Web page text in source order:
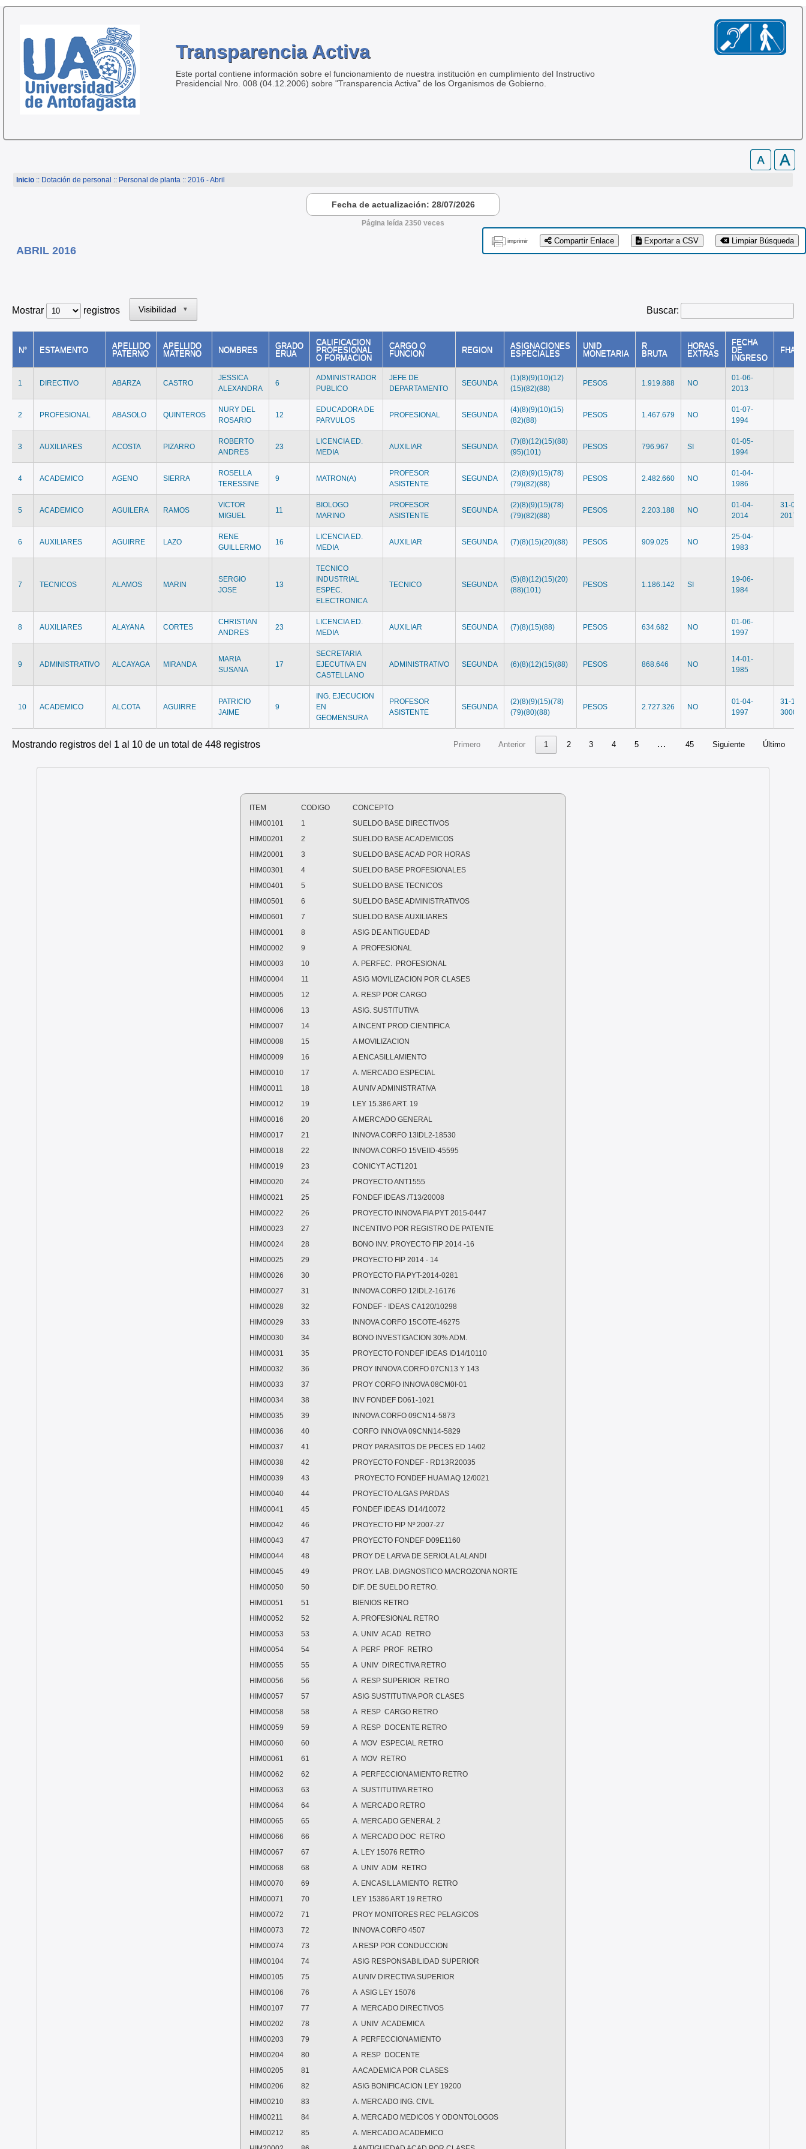
Transparencia Activa
Este portal contiene información sobre el funcionamiento de nuestra institución en cumplimiento del Instructivo
Presidencial Nro. 008 (04.12.2006) sobre "Transparencia Activa" de los Organismos de Gobierno.
Inicio:: Dotación de personal :: Personal de planta:: 2016 - Abril
Fecha de actualización: 28/07/2026
Página leída 2350 veces
Limpiar Búsqueda
Exportar a CSV
Compartir Enlace
imprimir
ABRIL 2016
Mostrar registros Visibilidad ▼ Buscar:
N° ESTAMENTO
APELLIDO
PATERNO
APELLIDO
MATERNO
NOMBRES
GRADO
ERUA
CALIFICACION
PROFESIONAL
O FORMACION
CARGO O
FUNCION
REGION
ASIGNACIONES
ESPECIALES
UNID
MONETARIA
R
BRUTA
HORAS
EXTRAS
FECHA
DE
INGRESO
1 DIRECTIVO ABARZA CASTRO
JESSICA
ALEXANDRA
6
ADMINISTRADOR
PUBLICO
JEFE DE
DEPARTAMENTO
SEGUNDA
(1)(8)(9)(10)(12)
(15)(82)(88)
PESOS 1.919.888 NO
01-06-
2013
2 PROFESIONAL ABASOLO QUINTEROS
NURY DEL
ROSARIO
12
EDUCADORA DE
PARVULOS
PROFESIONAL SEGUNDA
(4)(8)(9)(10)(15)
(82)(88)
PESOS 1.467.679 NO
01-07-
1994
3 AUXILIARES ACOSTA PIZARRO
ROBERTO
ANDRES
23
LICENCIA ED.
MEDIA
AUXILIAR SEGUNDA
(7)(8)(12)(15)(88)
(95)(101)
PESOS 796.967 SI
01-05-
1994
4 ACADEMICO AGENO SIERRA
ROSELLA
TERESSINE
9 MATRON(A)
PROFESOR
ASISTENTE
SEGUNDA
(2)(8)(9)(15)(78)
(79)(82)(88)
PESOS 2.482.660 NO
01-04-
1986
5 ACADEMICO AGUILERA RAMOS
VICTOR
MIGUEL
11
BIOLOGO
MARINO
PROFESOR
ASISTENTE
SEGUNDA
(2)(8)(9)(15)(78)
(79)(82)(88)
PESOS 2.203.188 NO
01-04-
2014
31-03-
2017
6 AUXILIARES AGUIRRE LAZO
RENE
GUILLERMO
16
LICENCIA ED.
MEDIA
AUXILIAR SEGUNDA (7)(8)(15)(20)(88) PESOS 909.025 NO
25-04-
1983
7 TECNICOS ALAMOS MARIN
SERGIO
JOSE
13
TECNICO
INDUSTRIAL
ESPEC.
ELECTRONICA
TECNICO SEGUNDA
(5)(8)(12)(15)(20)
(88)(101)
PESOS 1.186.142 SI
19-06-
1984
8 AUXILIARES ALAYANA CORTES
CHRISTIAN
ANDRES
23
LICENCIA ED.
MEDIA
AUXILIAR SEGUNDA (7)(8)(15)(88) PESOS 634.682 NO
01-06-
1997
9 ADMINISTRATIVO ALCAYAGA MIRANDA
MARIA
SUSANA
17
SECRETARIA
EJECUTIVA EN
CASTELLANO
ADMINISTRATIVO SEGUNDA (6)(8)(12)(15)(88) PESOS 868.646 NO
14-01-
1985
10 ACADEMICO ALCOTA AGUIRRE
PATRICIO
JAIME
9
ING. EJECUCION
EN
GEOMENSURA
PROFESOR
ASISTENTE
SEGUNDA
(2)(8)(9)(15)(78)
(79)(80)(88)
PESOS 2.727.326 NO
01-04-
1997
31-12-
3000
Mostrando registros del 1 al 10 de un total de 448 registros Primero Anterior 1 2 3 4 5 … 45 Siguiente Último
ITEM CODIGO
CONCEPTO
HIM00101
1
SUELDO BASE DIRECTIVOS
HIM00201
2
SUELDO BASE ACADEMICOS
HIM20001
3
SUELDO BASE ACAD POR HORAS
HIM00301
4
SUELDO BASE PROFESIONALES
HIM00401
5
SUELDO BASE TECNICOS
HIM00501
6
SUELDO BASE ADMINISTRATIVOS
HIM00601
7
SUELDO BASE AUXILIARES
HIM00001
8
ASIG DE ANTIGUEDAD
HIM00002
9
A PROFESIONAL
HIM00003
10
A. PERFEC. PROFESIONAL
HIM00004
11
ASIG MOVILIZACION POR CLASES
HIM00005
12
A. RESP POR CARGO
HIM00006
13
ASIG. SUSTITUTIVA
HIM00007
14
A INCENT PROD CIENTIFICA
HIM00008
15
A MOVILIZACION
HIM00009
16
A ENCASILLAMIENTO
HIM00010
17
A. MERCADO ESPECIAL
HIM00011
18
A UNIV ADMINISTRATIVA
HIM00012
19
LEY 15.386 ART. 19
HIM00016
20
A MERCADO GENERAL
HIM00017
21
INNOVA CORFO 13IDL2-18530
HIM00018
22
INNOVA CORFO 15VEIID-45595
HIM00019
23
CONICYT ACT1201
HIM00020
24
PROYECTO ANT1555
HIM00021
25
FONDEF IDEAS /T13/20008
HIM00022
26
PROYECTO INNOVA FIA PYT 2015-0447
HIM00023
27
INCENTIVO POR REGISTRO DE PATENTE
HIM00024
28
BONO INV. PROYECTO FIP 2014 -16
HIM00025
29
PROYECTO FIP 2014 - 14
HIM00026
30
PROYECTO FIA PYT-2014-0281
HIM00027
31
INNOVA CORFO 12IDL2-16176
HIM00028
32
FONDEF - IDEAS CA120/10298
HIM00029
33
INNOVA CORFO 15COTE-46275
HIM00030
34
BONO INVESTIGACION 30% ADM.
HIM00031
35
PROYECTO FONDEF IDEAS ID14/10110
HIM00032
36
PROY INNOVA CORFO 07CN13 Y 143
HIM00033
37
PROY CORFO INNOVA 08CM0I-01
HIM00034
38
INV FONDEF D061-1021
HIM00035
39
INNOVA CORFO 09CN14-5873
HIM00036
40
CORFO INNOVA 09CNN14-5829
HIM00037
41
PROY PARASITOS DE PECES ED 14/02
HIM00038
42
PROYECTO FONDEF - RD13R20035
HIM00039
43
PROYECTO FONDEF HUAM AQ 12/0021
HIM00040
44
PROYECTO ALGAS PARDAS
HIM00041
45
FONDEF IDEAS ID14/10072
HIM00042
46
PROYECTO FIP Nº 2007-27
HIM00043
47
PROYECTO FONDEF D09E1160
HIM00044
48
PROY DE LARVA DE SERIOLA LALANDI
HIM00045
49
PROY. LAB. DIAGNOSTICO MACROZONA NORTE
HIM00050
50
DIF. DE SUELDO RETRO.
HIM00051
51
BIENIOS RETRO
HIM00052
52
A. PROFESIONAL RETRO
HIM00053
53
A. UNIV ACAD RETRO
HIM00054
54
A PERF PROF RETRO
HIM00055
55
A UNIV DIRECTIVA RETRO
HIM00056
56
A RESP SUPERIOR RETRO
HIM00057
57
ASIG SUSTITUTIVA POR CLASES
HIM00058
58
A RESP CARGO RETRO
HIM00059
59
A RESP DOCENTE RETRO
HIM00060
60
A MOV ESPECIAL RETRO
HIM00061
61
A MOV RETRO
HIM00062
62
A PERFECCIONAMIENTO RETRO
HIM00063
63
A SUSTITUTIVA RETRO
HIM00064
64
A MERCADO RETRO
HIM00065
65
A. MERCADO GENERAL 2
HIM00066
66
A MERCADO DOC RETRO
HIM00067
67
A. LEY 15076 RETRO
HIM00068
68
A UNIV ADM RETRO
HIM00070
69
A. ENCASILLAMIENTO RETRO
HIM00071
70
LEY 15386 ART 19 RETRO
HIM00072
71
PROY MONITORES REC PELAGICOS
HIM00073
72
INNOVA CORFO 4507
HIM00074
73
A RESP POR CONDUCCION
HIM00104
74
ASIG RESPONSABILIDAD SUPERIOR
HIM00105
75
A UNIV DIRECTIVA SUPERIOR
HIM00106
76
A ASIG LEY 15076
HIM00107
77
A MERCADO DIRECTIVOS
HIM00202
78
A UNIV ACADEMICA
HIM00203
79
A PERFECCIONAMIENTO
HIM00204
80
A RESP DOCENTE
HIM00205
81
A ACADEMICA POR CLASES
HIM00206
82
ASIG BONIFICACION LEY 19200
HIM00210
83
A. MERCADO ING. CIVIL
HIM00211
84
A. MERCADO MEDICOS Y ODONTOLOGOS
HIM00212
85
A. MERCADO ACADEMICO